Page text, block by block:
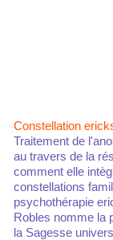
Constellation
Traitement de
au travers de la
comment elle
constellations
psychothérapie
Robles nomme la
la Sagesse